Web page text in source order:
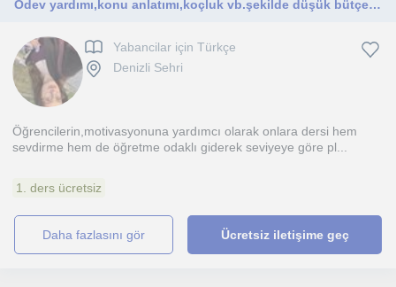
Ödev yardımı,konu anlatımı,koçluk vb.şekilde düşük bütçe ile öğrenci dostu ders çalışma öğretmeni…
Yabancilar için Türkçe
Denizli Sehri
Öğrencilerin,motivasyonuna yardımcı olarak onlara dersi hem
sevdirme hem de öğretme odaklı giderek seviyeye göre pl...
1. ders ücretsiz
daha fazlasını gör Ücretsiz iletişime geç